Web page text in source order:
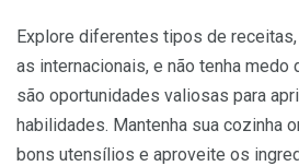
Explore diferentes tipos de
as internacionais, e não tenha medo
são oportunidades valiosas para
habilidades. Mantenha sua cozinha
bons utensílios e aproveite os